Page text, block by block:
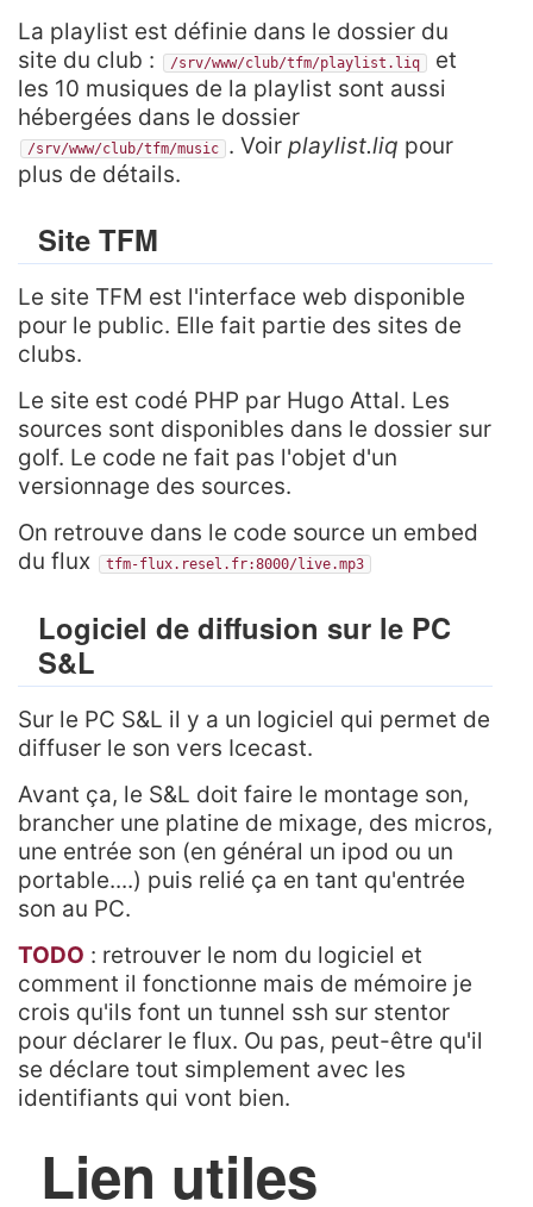
La playlist est définie dans le dossier du
site du club :
/srv/www/club/tfm/playlist.liq
et
les 10 musiques de la playlist sont aussi
hébergées dans le dossier
/srv/www/club/tfm/music . Voir playlist.liq pour
plus de détails.
Site TFM
Le site TFM est l'interface web disponible
pour le public. Elle fait partie des sites de
clubs.
Le site est codé PHP par Hugo Attal. Les
sources sont disponibles dans le dossier sur
golf. Le code ne fait pas l'objet d'un
versionnage des sources.
On retrouve dans le code source un embed
du flux
tfm-flux.resel.fr:8000/live.mp3
Logiciel de diffusion sur le PC
S&L
Sur le PC S&L il y a un logiciel qui permet de
diffuser le son vers Icecast.
Avant ça, le S&L doit faire le montage son,
brancher une platine de mixage, des micros,
une entrée son (en général un ipod ou un
portable....) puis relié ça en tant qu'entrée
son au PC.
TODO : retrouver le nom du logiciel et
comment il fonctionne mais de mémoire je
crois qu'ils font un tunnel ssh sur stentor
pour déclarer le flux. Ou pas, peut-être qu'il
se déclare tout simplement avec les
identifiants qui vont bien.
Lien utiles